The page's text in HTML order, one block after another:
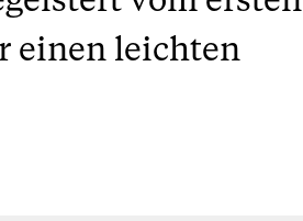
einen leichten